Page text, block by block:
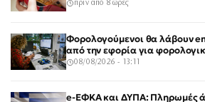
πριν από 8 ώρες
Φορολογούμενοι θα λάβουν
από την εφορία για
08/08/2026 - 13:11
e-ΕΦΚΑ και ΔΥΠΑ: Πληρωμές